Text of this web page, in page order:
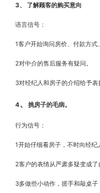
3、 了解顾客的购买意向
语言信号：
1客户开始询问房价、付款方式
2对中介的售后服务有疑问。
3对经纪人和房子的介绍给予表
4、 挑房子的毛病。
行为信号：
1开始仔细看房子，不时向经纪
2客户的表情从严肃多疑变成了
3多做些小动作，搓手和敲桌子